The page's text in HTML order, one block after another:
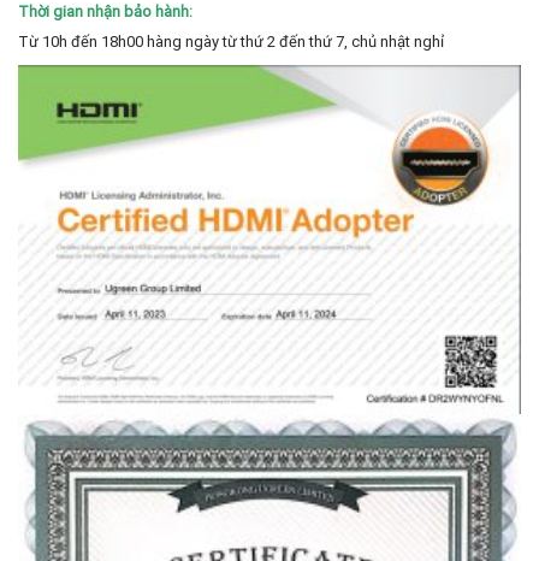
Thời gian nhận bảo hành:
Từ 10h đến 18h00 hàng ngày từ thứ 2 đến thứ 7, chủ nhật nghỉ